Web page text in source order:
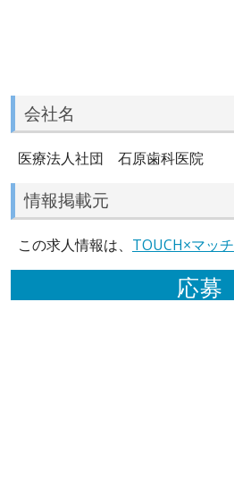
会社名
医療法人社団 石原歯科医院
情報掲載元
この求人情報は、 TOUCH×マッチ
応募